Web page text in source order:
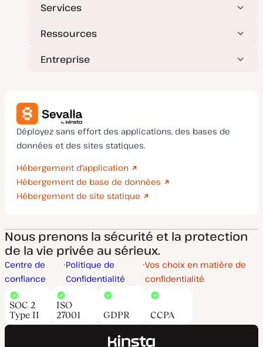
Services
Ressources
Entreprise
Déployez sans effort des applications, des bases de
données et des sites statiques.
Hébergement d'application
Hébergement de base de données
Hébergement de site statique
Nous prenons la sécurité et la protection
de la vie privée au sérieux.
Centre de
confiance
Politique de
Confidentialité
Vos choix en matière de
confidentialité
SOC 2
Type II
ISO
27001
GDPR CCPA